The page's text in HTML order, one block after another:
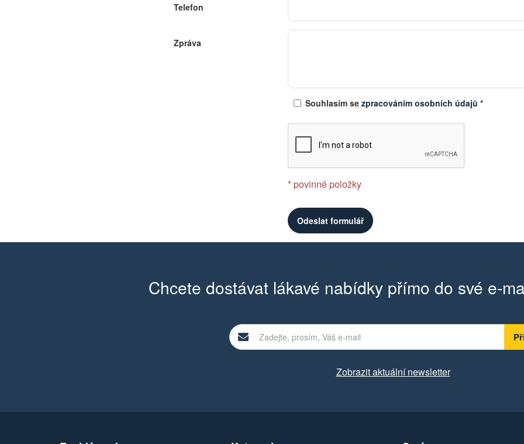
Telefon
Zpráva
Souhlasím se zpracováním osobních údajů *
* povinné položky
Chcete dostávat lákavé nabídky přímo do své e-
Zobrazit aktuální newsletter